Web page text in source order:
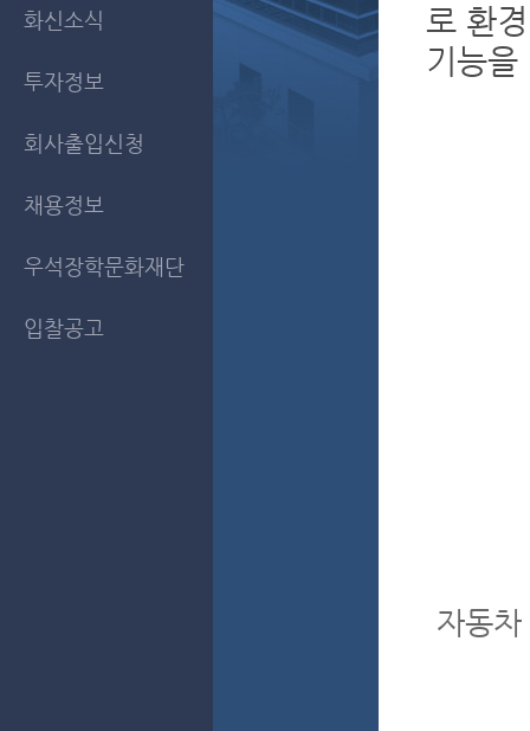
화신소식
투자정보
회사출입신청
채용정보
우석장학문화재단
입찰공고
로 환
기능을
자동